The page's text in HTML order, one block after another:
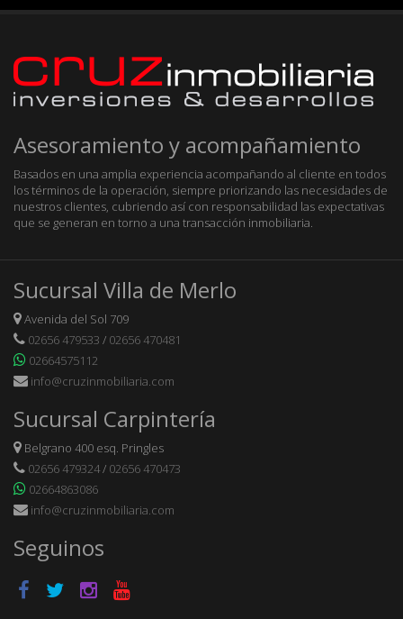
Asesoramiento y acompañamiento
Basados en una amplia experiencia acompañando al cliente en todos
los términos de la operación, siempre priorizando las necesidades de
nuestros clientes, cubriendo así con responsabilidad las expectativas
que se generan en torno a una transacción inmobiliaria.
Sucursal Villa de Merlo
Avenida del Sol 709
02656 479533 / 02656 470481
02664575112
info@cruzinmobiliaria.com
Sucursal Carpintería
Belgrano 400 esq. Pringles
02656 479324/ 02656 470473
02664863086
info@cruzinmobiliaria.com
Seguinos